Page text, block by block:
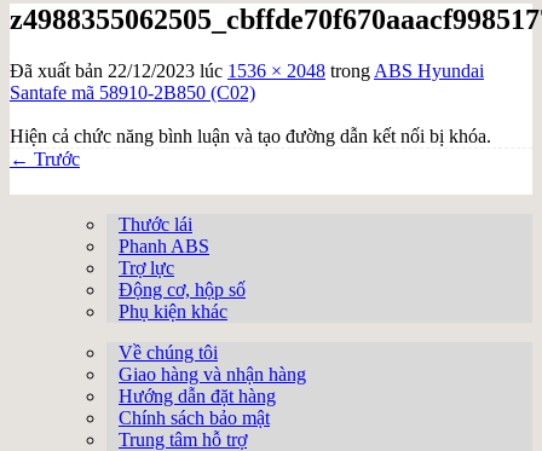
Đã xuất bản 22/12/2023 lúc 1536 × 2048 trong ABS Hyundai
Santafe mã 58910-2B850 (C02)
Hiện cả chức năng bình luận và tạo đường dẫn kết nối bị khóa.
← Trước
Thước lái
Phanh ABS
Trợ lực
Động cơ, hộp số
Phụ kiện khác
Về chúng tôi
Giao hàng và nhận hàng
Hướng dẫn đặt hàng
Chính sách bảo mật
Trung tâm hỗ trợ